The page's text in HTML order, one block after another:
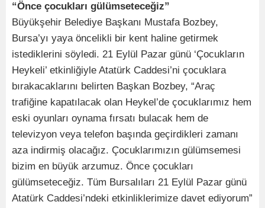
“Önce çocukları gülümseteceğiz”
Büyükşehir Belediye Başkanı Mustafa Bozbey,
Bursa’yı yaya öncelikli bir kent haline getirmek
istediklerini söyledi. 21 Eylül Pazar günü ‘Çocukların
Heykeli’ etkinliğiyle Atatürk Caddesi’ni çocuklara
bırakacaklarını belirten Başkan Bozbey, “Araç
trafiğine kapatılacak olan Heykel’de çocuklarımız hem
eski oyunları oynama fırsatı bulacak hem de
televizyon veya telefon başında geçirdikleri zamanı
aza indirmiş olacağız. Çocuklarımızın gülümsemesi
bizim en büyük arzumuz. Önce çocukları
gülümseteceğiz. Tüm Bursalıları 21 Eylül Pazar günü
Atatürk Caddesi’ndeki etkinliklerimize davet ediyorum”